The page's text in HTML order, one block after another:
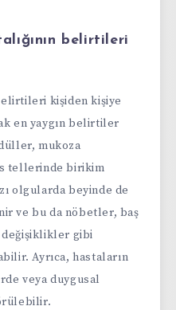
belirtileri
kişiden kişiye
en yaygın belirtiler
mukoza
tellerinde birikim
olgularda beyinde de
ve bu da nöbetler, baş
değişiklikler gibi
Ayrıca, hastaların
veya duygusal